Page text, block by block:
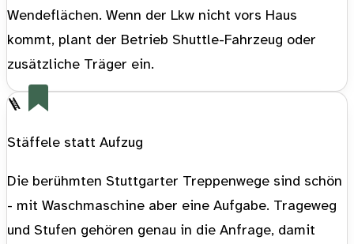
Wendeflächen. Wenn der Lkw nicht vors Haus
kommt, plant der Betrieb Shuttle-Fahrzeug oder
zusätzliche Träger ein.
🪜
Stäffele statt Aufzug
Die berühmten Stuttgarter Treppenwege sind schön
- mit Waschmaschine aber eine Aufgabe. Trageweg
und Stufen gehören genau in die Anfrage, damit